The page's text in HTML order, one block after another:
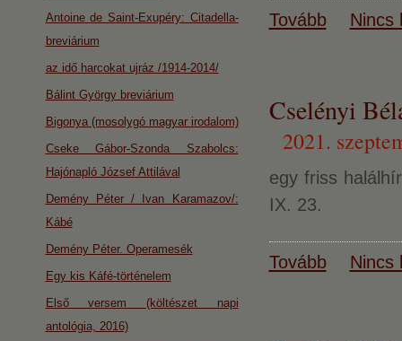
Tovább Nincs
Cselényi
2021.
egy friss
IX. 23.
Tovább Nincs
Antoine de Saint-Exupéry: Citadella-
breviárium
az idő harcokat ujráz /1914-2014/
Bálint György breviárium
Bigonya (mosolygó magyar irodalom)
Cseke Gábor-Szonda Szabolcs:
Hajónapló József Attilával
Demény Péter / Ivan Karamazov/:
Kábé
Demény Péter. Operamesék
Egy kis Káfé-történelem
Első versem (költészet napi
antológia, 2016)